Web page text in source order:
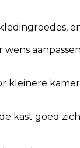
kleinere
kast goed